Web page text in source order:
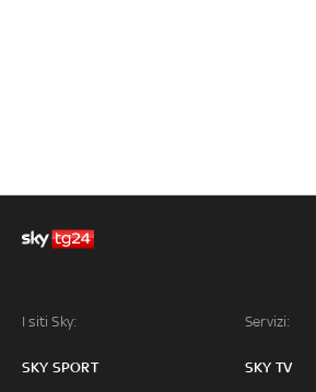
I siti Sky:
SKY SPORT
Servizi:
SKY TV